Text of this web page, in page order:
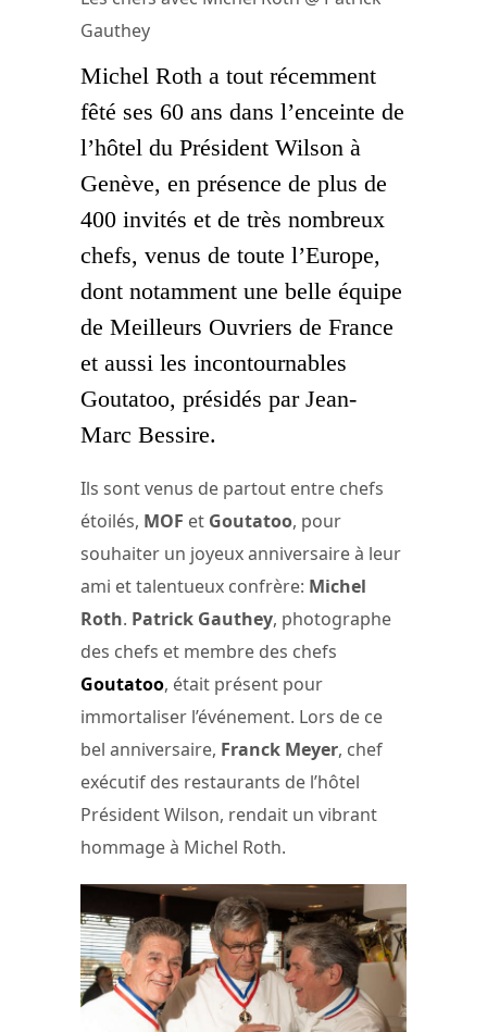
Gauthey
Michel Roth a tout récemment
fêté ses 60 ans dans l’enceinte de
l’hôtel du Président Wilson à
Genève, en présence de plus de
400 invités et de très nombreux
chefs, venus de toute l’Europe,
dont notamment une belle équipe
de Meilleurs Ouvriers de France
et aussi les incontournables
Goutatoo, présidés par Jean-
Marc Bessire.
Ils sont venus de partout entre chefs
étoilés, MOF et Goutatoo, pour
souhaiter un joyeux anniversaire à leur
ami et talentueux confrère: Michel
Roth. Patrick Gauthey, photographe
des chefs et membre des chefs
Goutatoo, était présent pour
immortaliser l’événement. Lors de ce
bel anniversaire, Franck Meyer, chef
exécutif des restaurants de l’hôtel
Président Wilson, rendait un vibrant
hommage à Michel Roth.